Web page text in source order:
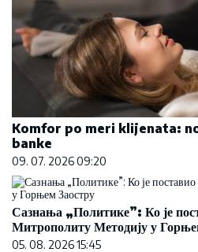
Komfor po meri klijenata:
banke
09. 07. 2026 09:20
Сазнања „Политике”: Ко је
Митрополиту Методију у
05. 08. 2026 15:45